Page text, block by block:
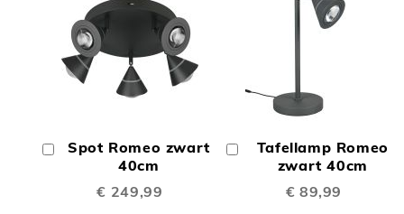
Spot Romeo zwart
40cm
€ 249,99
In
Winkelwagen
TOEVOEGEN
Tafellamp Romeo
zwart 40cm
€ 89,99
Winkelwagen
TE